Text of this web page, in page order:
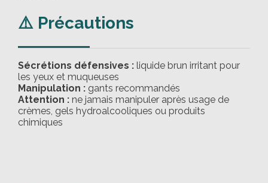
⚠️ Précautions
Sécrétions défensives : liquide brun irritant pour
les yeux et muqueuses
Manipulation : gants recommandés
Attention : ne jamais manipuler après usage de
crèmes, gels hydroalcooliques ou produits
chimiques